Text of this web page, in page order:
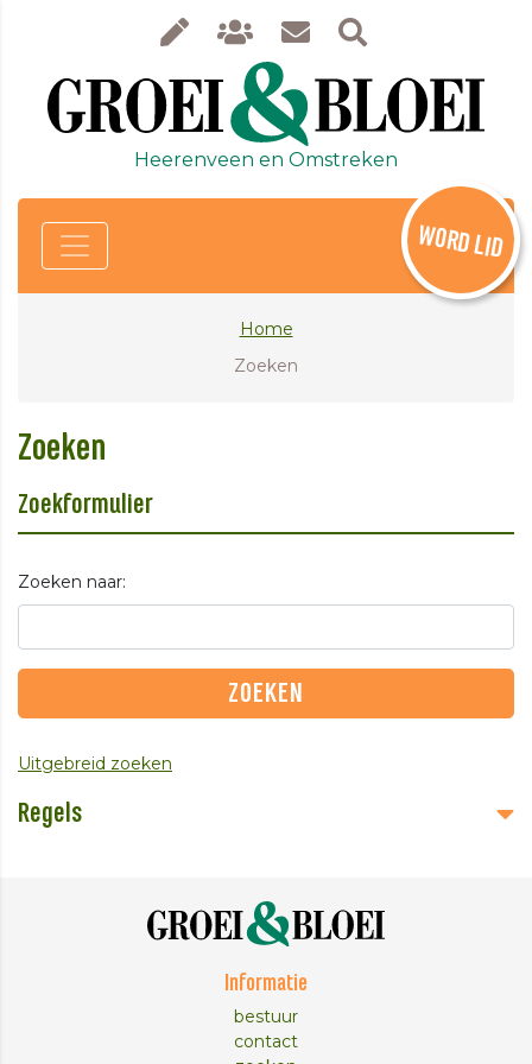
Heerenveen en Omstreken
WORD LID
Home
Zoeken
Zoeken
Zoekformulier
Zoeken naar:
Uitgebreid zoeken
Regels
Informatie
bestuur
contact